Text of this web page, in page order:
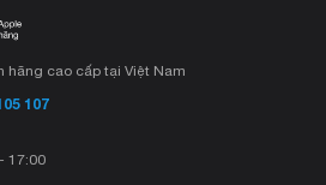
hãng cao cấp tại Việt Nam
107
17:00